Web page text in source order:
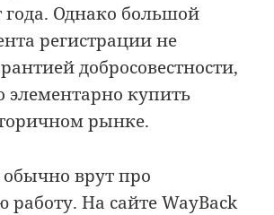
Однако большой
регистрации не
добросовестности,
элементарно купить
рынке.
врут про
работу. На сайте WayBack